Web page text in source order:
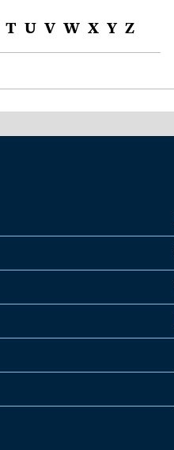
T U V W X Y Z